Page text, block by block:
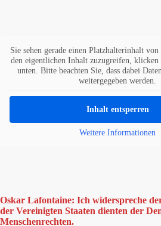
Sie sehen gerade einen Platzhalterinhalt von
den eigentlichen Inhalt zuzugreifen, klicken
unten. Bitte beachten Sie, dass dabei
weitergegeben werden.
Inhalt entsperren
Weitere Informationen
Oskar Lafontaine: Ich widerspreche
der Vereinigten Staaten dienten der
Menschenrechten.